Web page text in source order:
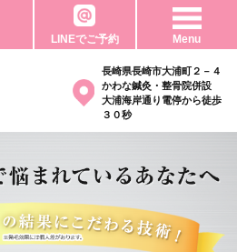
LINEでご予約 Menu
長崎県長崎市大浦町２－４
かわな鍼灸・整骨院併設
大浦海岸通り電停から徒歩
３０秒